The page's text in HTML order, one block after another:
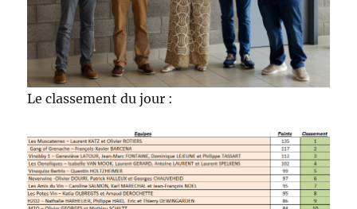
Le classement du jour :